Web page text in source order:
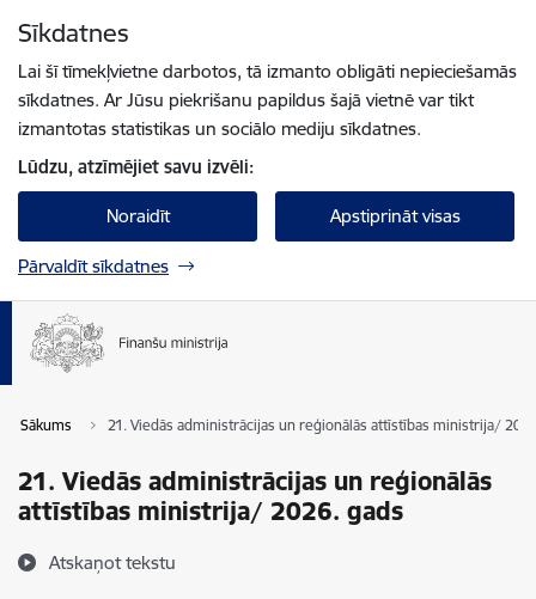
Sīkdatnes
Lai šī tīmekļvietne darbotos, tā izmanto obligāti nepieciešamās
sīkdatnes. Ar Jūsu piekrišanu papildus šajā vietnē var tikt
izmantotas statistikas un sociālo mediju sīkdatnes.
Lūdzu, atzīmējiet savu izvēli:
Noraidīt Apstiprināt visas
Pārvaldīt sīkdatnes
Sākums 21. Viedās administrācijas un reģionālās attīstības ministrija/
21. Viedās administrācijas un reģionālās
attīstības ministrija/ 2026. gads
Atskaņot tekstu